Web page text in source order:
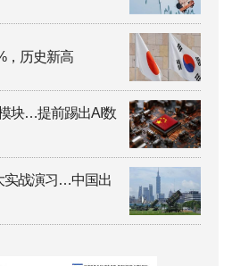
，历史新高
块…提前踢出AI数
实战演习…中国出